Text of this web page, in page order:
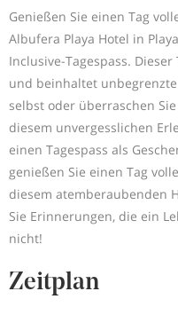
Genießen Sie einen Tag
Albufera Playa Hotel in
Inclusive-Tagespass.
und beinhaltet
selbst oder überraschen
diesem unvergesslichen
einen Tagespass als
genießen Sie einen Tag
diesem atemberaubenden
Sie Erinnerungen, die ein
nicht!
Zeitplan